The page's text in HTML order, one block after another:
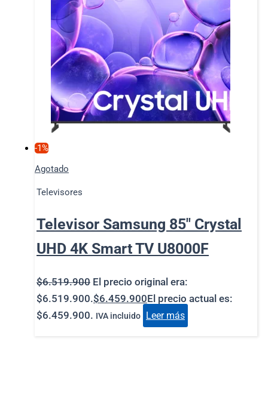
-1%
Agotado
Televisores
Televisor Samsung 85″ Crystal
UHD 4K Smart TV U8000F
$6.519.900 El precio original era:
$6.519.900.$6.459.900El precio actual es:
$6.459.900. IVA incluido Leer más